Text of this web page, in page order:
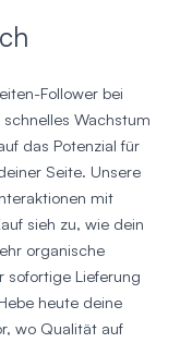
Follower bei
Wachstum
das Potenzial für
Seite. Unsere
mit
sieh zu, wie dein
organische
sofortige Lieferung
heute deine
wo Qualität auf